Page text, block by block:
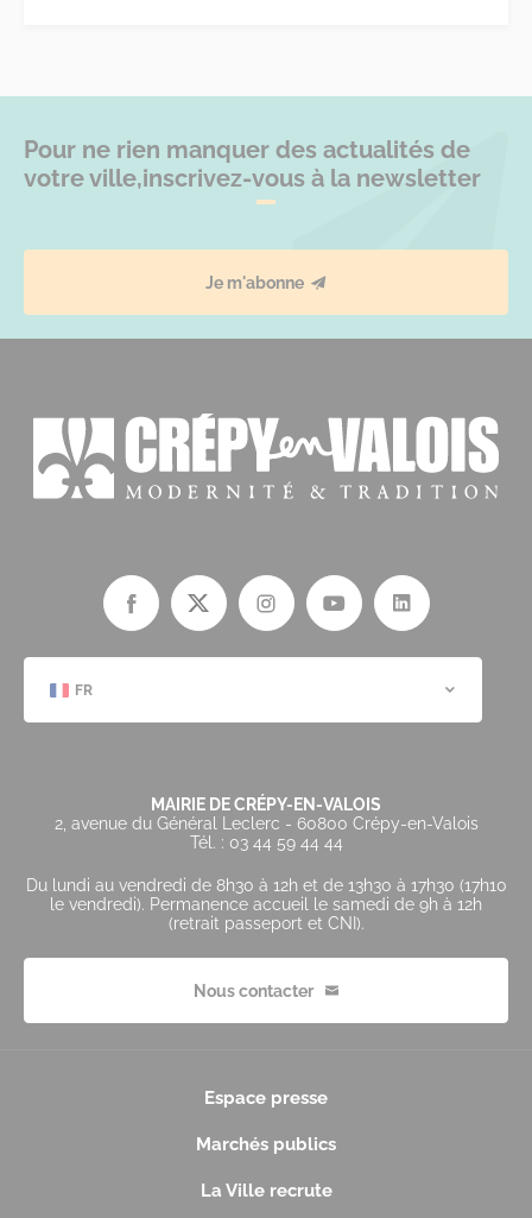
Pour ne rien manquer des actualités de
votre ville,inscrivez-vous à la newsletter
Je m'abonne
FR
MAIRIE DE CRÉPY-EN-VALOIS
2, avenue du Général Leclerc - 60800 Crépy-en-Valois
Tél. : 03 44 59 44 44
Du lundi au vendredi de 8h30 à 12h et de 13h30 à 17h30 (17h10
le vendredi). Permanence accueil le samedi de 9h à 12h
(retrait passeport et CNI).
Nous contacter
Espace presse
Marchés publics
La Ville recrute